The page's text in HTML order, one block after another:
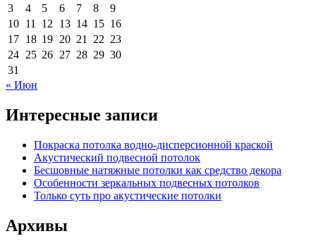
3
4 5 6 7 8
9
10 11 12 13 14 15 16
17 18 19 20 21 22 23
24 25 26 27 28 29 30
31
« Июн
Интересные записи
Покраска потолка водно-дисперсионной краской
Акустический подвесной потолок
Бесшовные натяжные потолки как средство декора
Особенности зеркальных подвесных потолков
Только суть про акустические потолки
Архивы